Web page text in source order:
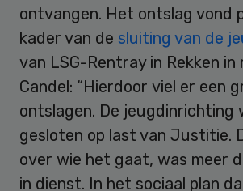
ontvangen. Het ontslag vond
kader van de sluiting van de
van LSG-Rentray in Rekken in
Candel: “Hierdoor viel er een
ontslagen. De jeugdinrichting
gesloten op last van Justitie.
over wie het gaat, was meer
in dienst. In het sociaal plan